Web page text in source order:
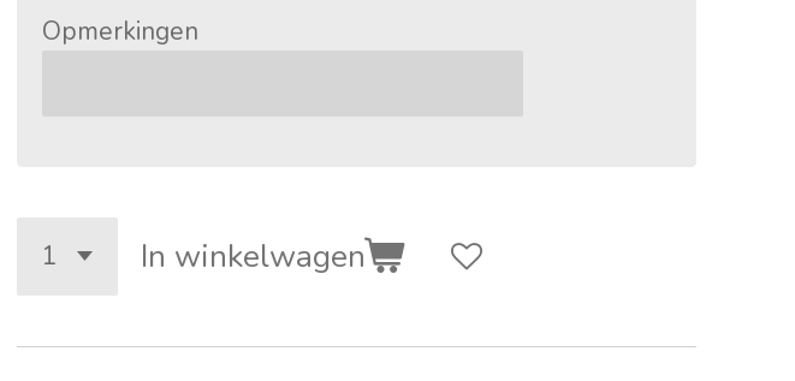
Opmerkingen
In winkelwagen